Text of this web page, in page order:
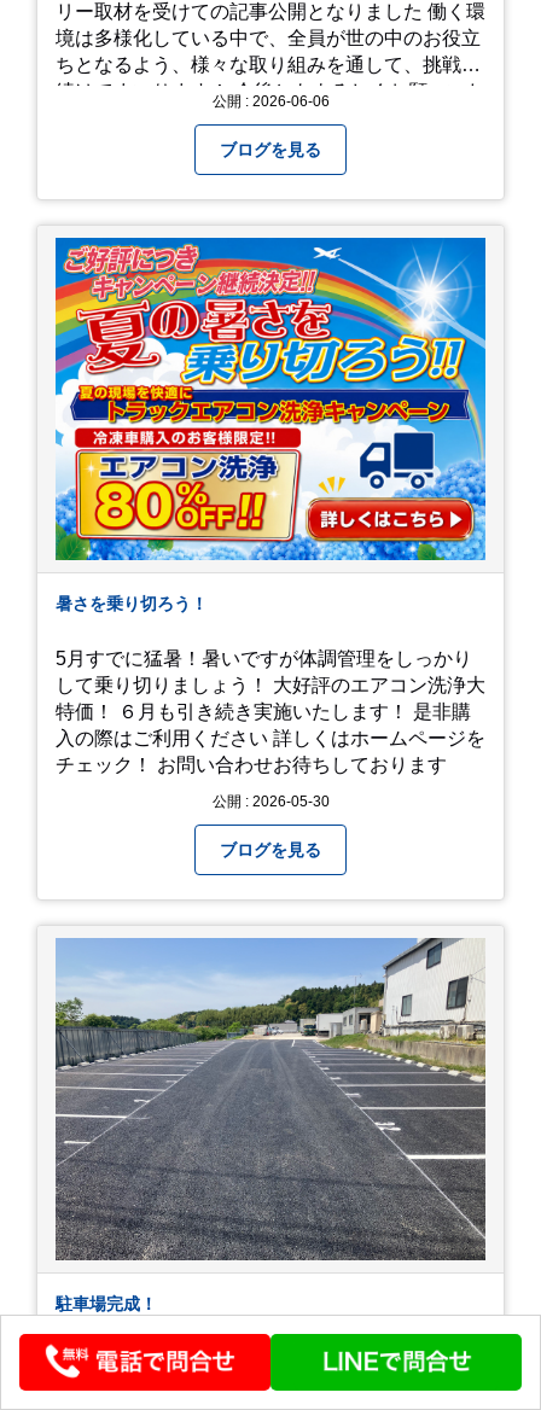
リー取材を受けての記事公開となりました 働く環
境は多様化している中で、全員が世の中のお役立
ちとなるよう、様々な取り組みを通して、挑戦を
続けてまいります！ 今後ともよろしくお願いいた公開 : 2026-06-06
ブログを見る
暑さを乗り切ろう！
5月すでに猛暑！暑いですが体調管理をしっかり
して乗り切りましょう！ 大好評のエアコン洗浄大
特価！ ６月も引き続き実施いたします！ 是非購
入の際はご利用ください 詳しくはホームページを
チェック！ お問い合わせお待ちしております
公開 : 2026-05-30
ブログを見る
駐車場完成！
本社の駐車場が完成しました！ 社長よりスタッフ
の皆さんが、ごつごつの砂利で女性はヒールなど